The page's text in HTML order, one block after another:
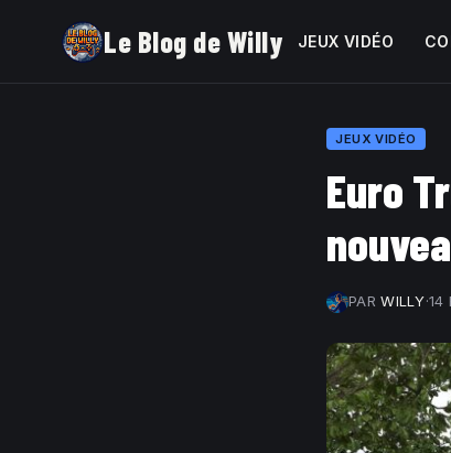
Le Blog de Willy JEUX VIDÉO
JEUX VIDÉO
Euro
PARWILLY·14